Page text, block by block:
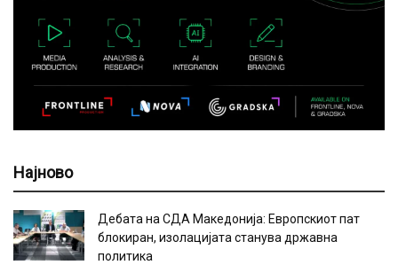
Најново
Дебата на СДА Македонија: Европскиот пат
блокиран, изолацијата станува државна
политика